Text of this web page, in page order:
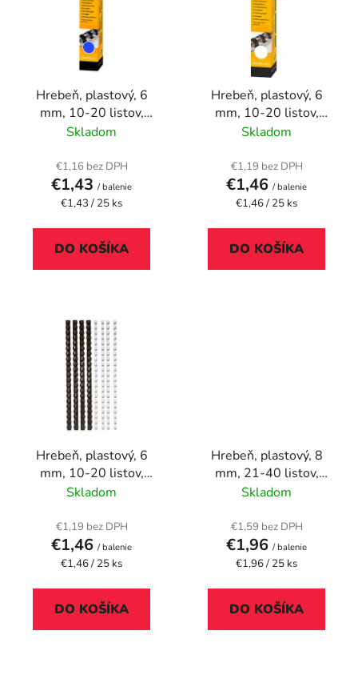
Hrebeň, plastový, 6
mm, 10-20 listov,
FELLOWES, 25 ks,
Skladom
€1,16 bez DPH
€1,43 / balenie
Jednotková
€1,43 / 25 ks
DO KOŠÍKA
Hrebeň, plastový, 6
mm, 10-20 listov,
FELLOWES, 25 ks, biely
Skladom
€1,19 bez DPH
€1,46 / balenie
Jednotková
€1,46 / 25 ks
DO KOŠÍKA
Hrebeň, plastový, 6
mm, 10-20 listov,
FELLOWES, 25 ks,
Skladom
€1,19 bez DPH
€1,46 / balenie
Jednotková
€1,46 / 25 ks
DO KOŠÍKA
Hrebeň, plastový, 8
mm, 21-40 listov,
FELLOWES, 25 ks, biely
Skladom
€1,59 bez DPH
€1,96 / balenie
Jednotková
€1,96 / 25 ks
DO KOŠÍKA